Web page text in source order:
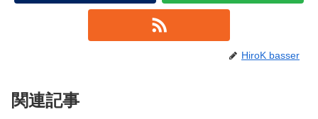
HiroK basser
関連記事